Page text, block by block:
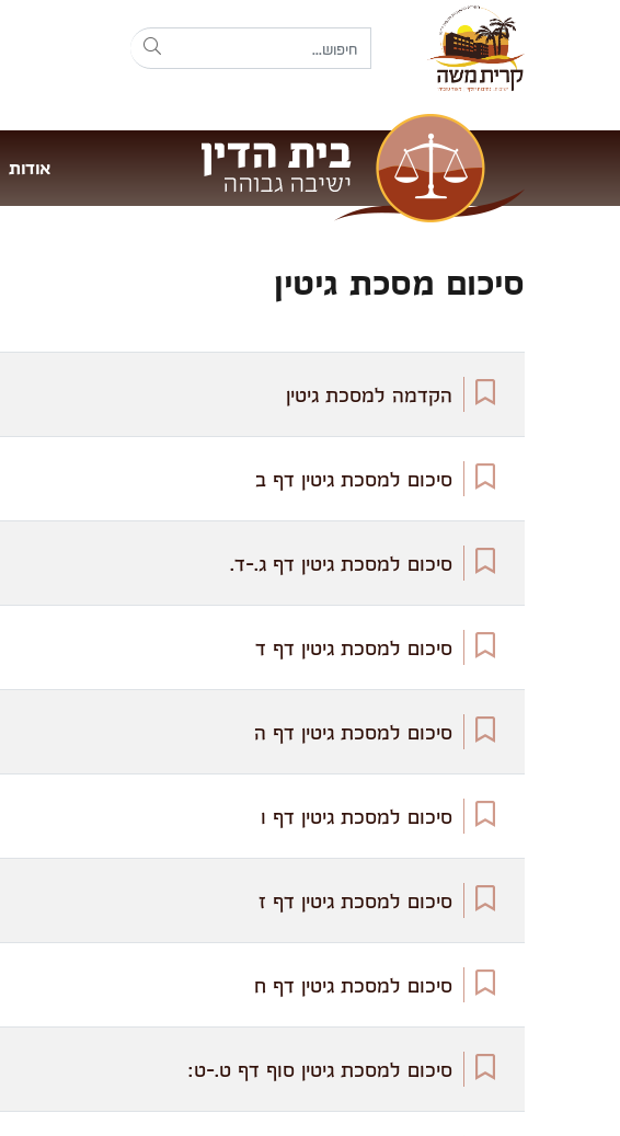
אודות
סיכום מסכת גיטין
הקדמה למסכת גיטין
סיכום למסכת גיטין דף ב
סיכום למסכת גיטין דף ג.-ד.
סיכום למסכת גיטין דף ד
סיכום למסכת גיטין דף ה
סיכום למסכת גיטין דף ו
סיכום למסכת גיטין דף ז
סיכום למסכת גיטין דף ח
סיכום למסכת גיטין סוף דף ט.-ט: